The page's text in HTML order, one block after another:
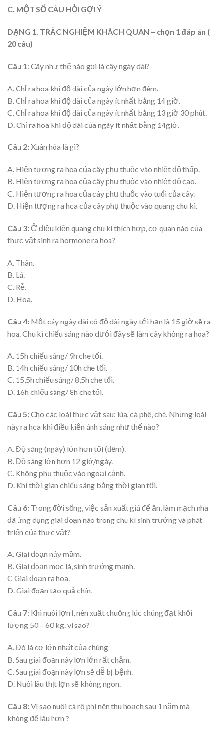
C. MỘT SỐ CÂU HỎI GỢI Ý
DẠNG 1. TRẮC NGHIỆM KHÁCH QUAN – chọn 1 đáp án (
20 câu)
Câu 1 : Cây như thế nào gọi là cây ngày dài?
A. Chỉ ra hoa khi độ dài của ngày lớn hơn đêm.
B. Chỉ ra hoa khi độ dài của ngày ít nhất bằng 14 giờ.
C. Chỉ ra hoa khi độ dài của ngày ít nhất bằng 13 giờ 30 phút.
D. Chỉ ra hoa khi độ dài của ngày ít nhất bằng 14giờ.
Câu 2:Xuân hóa là gì?
A. Hiện tượng ra hoa của cây phụ thuộc vào nhiệt độ thấp.
B. Hiện tượng ra hoa của cây phụ thuộc vào nhiệt độ cao.
C. Hiện tượng ra hoa của cây phụ thuộc vào tuổi của cây.
D. Hiện tượng ra hoa của cây phụ thuộc vào quang chu kì.
Câu 3:Ở điều kiện quang chu kì thích hợp, cơ quan nào của
thực vật sinh ra hormone ra hoa?
A. Thân.
B. Lá.
C. Rễ.
D. Hoa.
Câu 4: Một cây ngày dài có độ dài ngày tới hạn là 15 giờ sẽ ra
hoa. Chu kì chiếu sáng nào dưới đây sẽ làm cây không ra hoa?
A. 15h chiếu sáng/ 9h che tối.
B. 14h chiếu sáng/ 10h che tối.
C. 15,5h chiếu sáng/ 8,5h che tối.
D. 16h chiếu sáng/ 8h che tối.
Câu 5:Cho các loài thực vật sau: lúa, cà phê, chè. Những loài
này ra hoa khi điều kiện ánh sáng như thế nào?
A. Độ sáng (ngày) lớn hơn tối (đêm).
B. Độ sáng lớn hơn 12 giờ/ngày.
C. Không phụ thuộc vào ngoại cảnh.
D. Khi thời gian chiếu sáng bằng thời gian tối.
Câu 6: Trong đời sống, việc sản xuất giá để ăn, làm mạch nha
đã ứng dụng giai đoạn nào trong chu kì sinh trưởng và phát
triển của thực vật?
A. Giai đoạn nảy mầm.
B. Giai đoạn mọc lá, sinh trưởng mạnh.
C Giai đoạn ra hoa.
D. Giai đoạn tạo quả chín.
Câu 7: Khi nuôi lợn ỉ, nên xuất chuồng lúc chúng đạt khối
lượng 50 – 60 kg. vì sao?
A. Đó là cỡ lớn nhất của chúng.
B. Sau giai đoạn này lợn lớn rất chậm.
C. Sau giai đoạn này lợn sẽ dễ bị bệnh.
D. Nuôi lâu thịt lợn sẽ không ngon.
Câu 8:Vì sao nuôi cá rô phi nên thu hoạch sau 1 năm mà
không để lâu hơn ?